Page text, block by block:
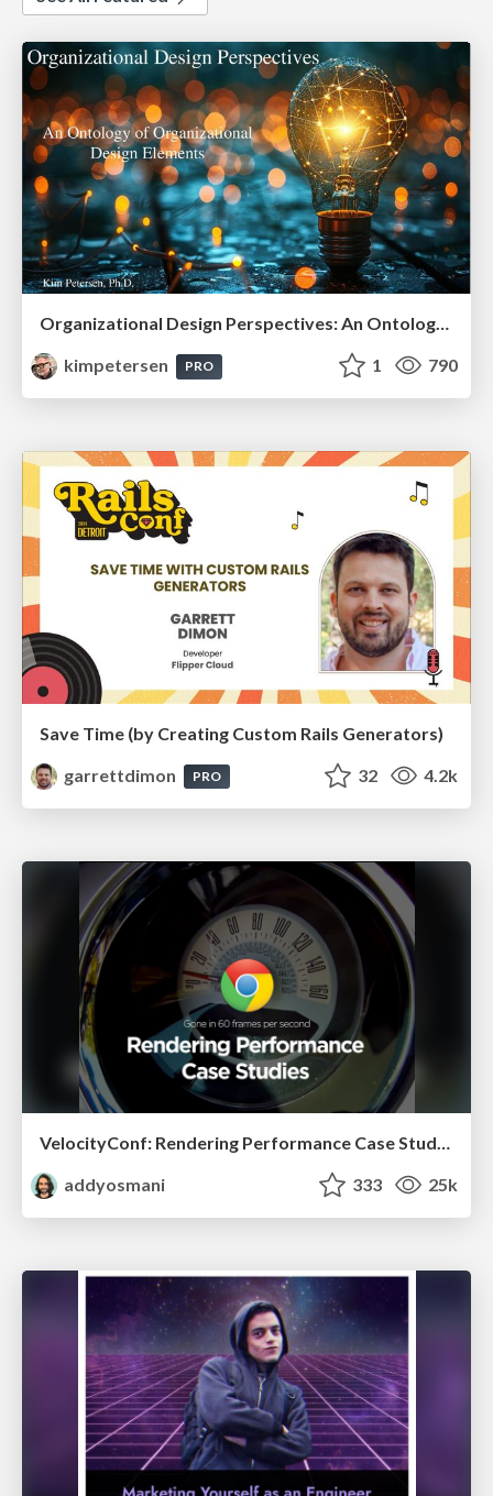
Organizational Design Perspectives: An Ontology of Organizational Design Elements
kimpetersen
PRO 1 790
Save Time (by Creating Custom Rails Generators)
garrettdimon
PRO 32 4.2k
VelocityConf: Rendering Performance Case Studies
addyosmani
333 25k